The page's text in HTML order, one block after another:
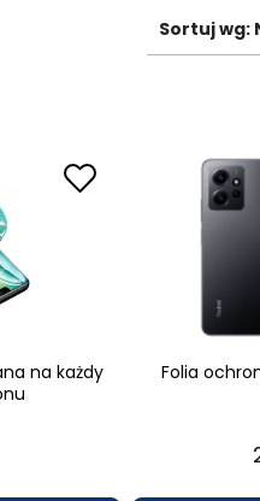
Sortuj wg:
na każdy
Folia